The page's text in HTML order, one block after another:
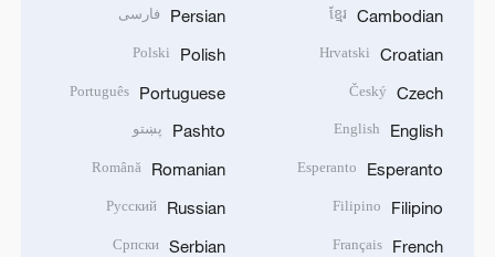
Cambodian
ខ្មែរ
Croatian
Hrvatski
Czech
Český
English
English
Esperanto
Esperanto
Filipino
Filipino
French
Français
Persian فارسی
Polish
Polski
Portuguese
Português
Pashto پښتو
Romanian
Română
Russian
Русский
Serbian
Српски